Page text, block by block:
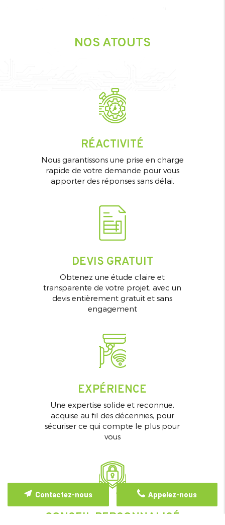
NOS ATOUTS
RÉACTIVITÉ
Nous garantissons une prise en charge
rapide de votre demande pour vous
apporter des réponses sans délai.
DEVIS GRATUIT
Obtenez une étude claire et
transparente de votre projet, avec un
devis entièrement gratuit et sans
engagement
EXPÉRIENCE
Une expertise solide et reconnue,
acquise au fil des décennies, pour
sécuriser ce qui compte le plus pour
vous
CONSEIL PERSONNALISÉ
Appelez-nous
Contactez-nous